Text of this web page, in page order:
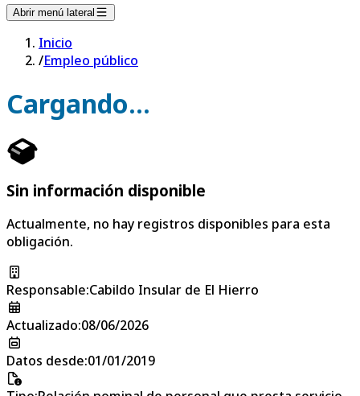
Abrir menú lateral
Inicio
/Empleo público
Cargando...
Sin información disponible
Actualmente, no hay registros disponibles para esta
obligación.
Responsable:Cabildo Insular de El Hierro
Actualizado:08/06/2026
Datos desde:01/01/2019